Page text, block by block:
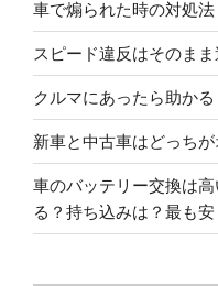
車で煽られた時の対処
スピード違反はそのま
クルマにあったら助か
新車と中古車はどっちが
車のバッテリー交換は
る？持ち込みは？最も